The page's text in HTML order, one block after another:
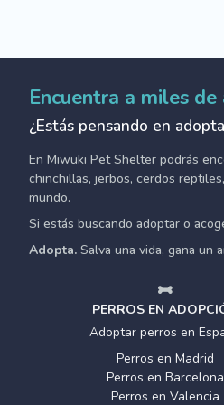
Encuentra a miles
¿Estás pensando en
En Miwuki Pet Shelter podrás
chinchillas, jerbos, cerdos
mundo.
Si estás buscando adoptar o
Adopta. Salva una vida, gana un
PERROS EN
Adoptar perros en
Perros en Madrid
Perros en Barcelona
Perros en Valencia